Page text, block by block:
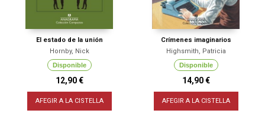
El estado de la unión
Hornby, Nick
Disponible
12,90 €
AFEGIR A LA CISTELLA
Crímenes imaginarios
Highsmith, Patricia
Disponible
14,90 €
AFEGIR A LA CISTELLA